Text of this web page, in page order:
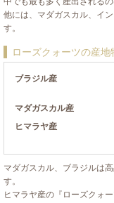
他には、マダガスカル、イ
す。
ローズクォーツの産地
ブラジル産
マダガスカル産
ヒマラヤ産
マダガスカル、ブラジルは
す。
ヒマラヤ産の『ローズクォ